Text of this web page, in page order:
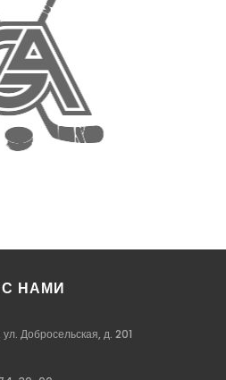
НАМИ
Добросельская, д. 201